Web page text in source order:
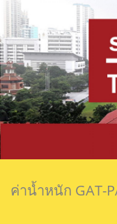
ค่าน้ำหนัก GAT-